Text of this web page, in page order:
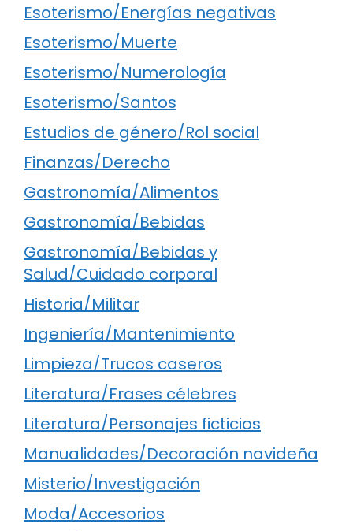
Esoterismo/Energías negativas
Esoterismo/Muerte
Esoterismo/Numerología
Esoterismo/Santos
Estudios de género/Rol social
Finanzas/Derecho
Gastronomía/Alimentos
Gastronomía/Bebidas
Gastronomía/Bebidas y
Salud/Cuidado corporal
Historia/Militar
Ingeniería/Mantenimiento
Limpieza/Trucos caseros
Literatura/Frases célebres
Literatura/Personajes ficticios
Manualidades/Decoración navideña
Misterio/Investigación
Moda/Accesorios